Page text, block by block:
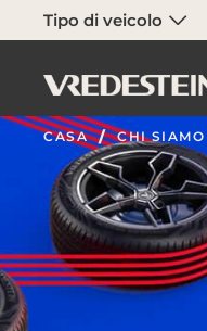
Tipo di veicolo
CASA CHI SIAMO